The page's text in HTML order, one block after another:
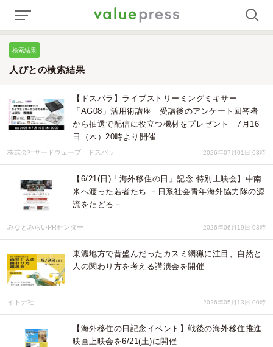
検索結果
人びとの検索結果
【ドスパラ】ライブストリーミングミキサー
「AG08」活用術講座 受講後のアンケート回答者
から抽選で配信に役立つ機材をプレゼント 7月16
日（木）20時より開催
株式会社サードウェーブ ドスパラ 2026年07月01日 03時
【6/21(日)「海外移住の日」記念 特別上映会】中南
米へ渡った若者たち －日系社会青年海外協力隊の源
流をたどる－
みなとみらいPRセンター 2026年06月19日 03時
東濃地方で昔盛んだったカスミ網猟に注目、自然と
人の関わり方を考える講演会を開催
イトナ社 2026年05月13日 00時
【海外移住の日記念イベント】戦後の海外移住推進
映画上映会を6/21(土)に開催